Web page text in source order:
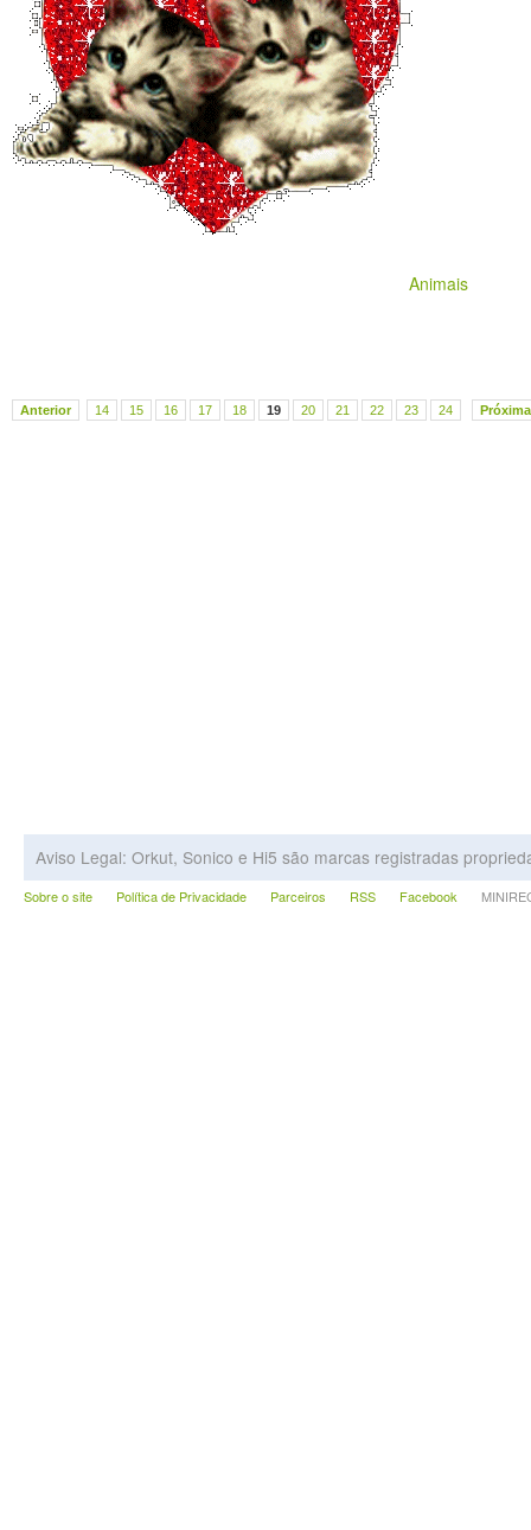
Animais
Anterior 14 15 16 17 18 19 20 21 22 23 24 Próxima
Aviso Legal: Orkut, Sonico e Hi5 são marcas registradas
Sobre o site Política de Privacidade Parceiros RSS Facebook